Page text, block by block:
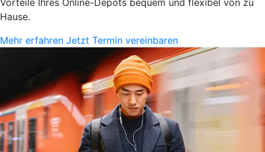
Vorteile Ihres Online-Depots bequem und flexibel von zu
Hause.
Mehr erfahren Jetzt Termin vereinbaren